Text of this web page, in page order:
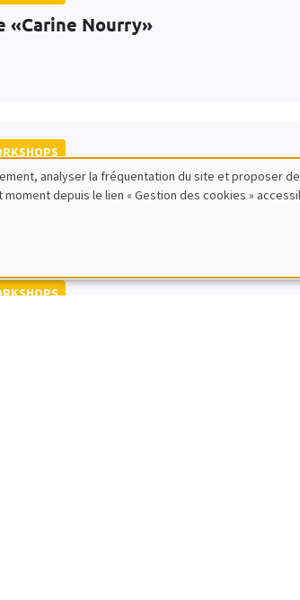
«Carine Nourry»
et conférence
and Financial Econometrics
analyser la fréquentation du site et proposer
depuis le lien « Gestion des cookies »